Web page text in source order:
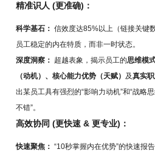
精准识人 (更准确)：
科学基石： 信效度达85%以上（链接关键
员工稳定的内在特质，而非一时状态。
深度洞察： 超越表象，揭示员工的思维模
（动机）、核心能力优势（天赋） 及真实职
出某员工具有强烈的“影响力动机”和“战略
不错”。
高效协同 (更快速 & 更专业)：
快速聚焦： “10秒掌握内在优势”的快速报